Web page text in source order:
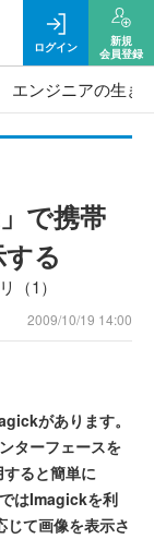
ログイン
新規
会員登録
エンジニアの生き
で携帯
る
（1）
2009/10/19 14:00
があります。
ターフェースを
ると簡単に
はImagickを利
じて画像を表示さ